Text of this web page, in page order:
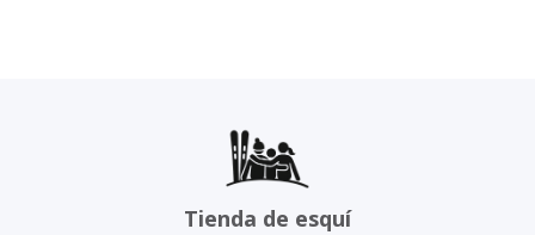
Tienda de esquí